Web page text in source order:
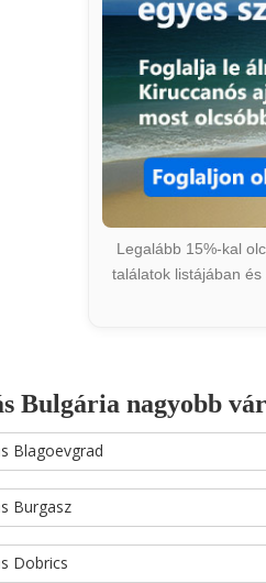
Legalább 15%-kal
találatok listájában
Bulgária nagyobb
Blagoevgrad
Burgasz
Dobrics